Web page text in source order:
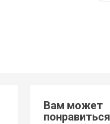
Вам может
понравиться